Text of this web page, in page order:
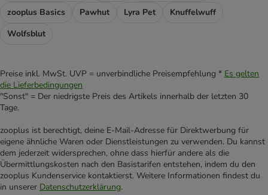
zooplus Basics
Pawhut Lyra Pet
Knuffelwuff
Wolfsblut
Preise inkl. MwSt. UVP = unverbindliche Preisempfehlung * Es gelten
die Lieferbedingungen
"Sonst" = Der niedrigste Preis des Artikels innerhalb der letzten 30
Tage.
zooplus ist berechtigt, deine E-Mail-Adresse für Direktwerbung für
eigene ähnliche Waren oder Dienstleistungen zu verwenden. Du kannst
dem jederzeit widersprechen, ohne dass hierfür andere als die
Übermittlungskosten nach den Basistarifen entstehen, indem du den
zooplus Kundenservice kontaktierst. Weitere Informationen findest du
in unserer Datenschutzerklärung.